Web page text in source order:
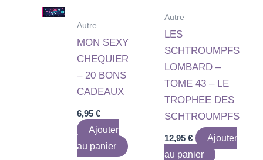
Autre
MON SEXY
CHEQUIER
– 20 BONS
CADEAUX
6,95€
Ajouter
au panier
Autre
LES
SCHTROUMPFS
LOMBARD –
TOME 43 – LE
TROPHEE DES
SCHTROUMPFS
12,95 €
Ajouter
au panier